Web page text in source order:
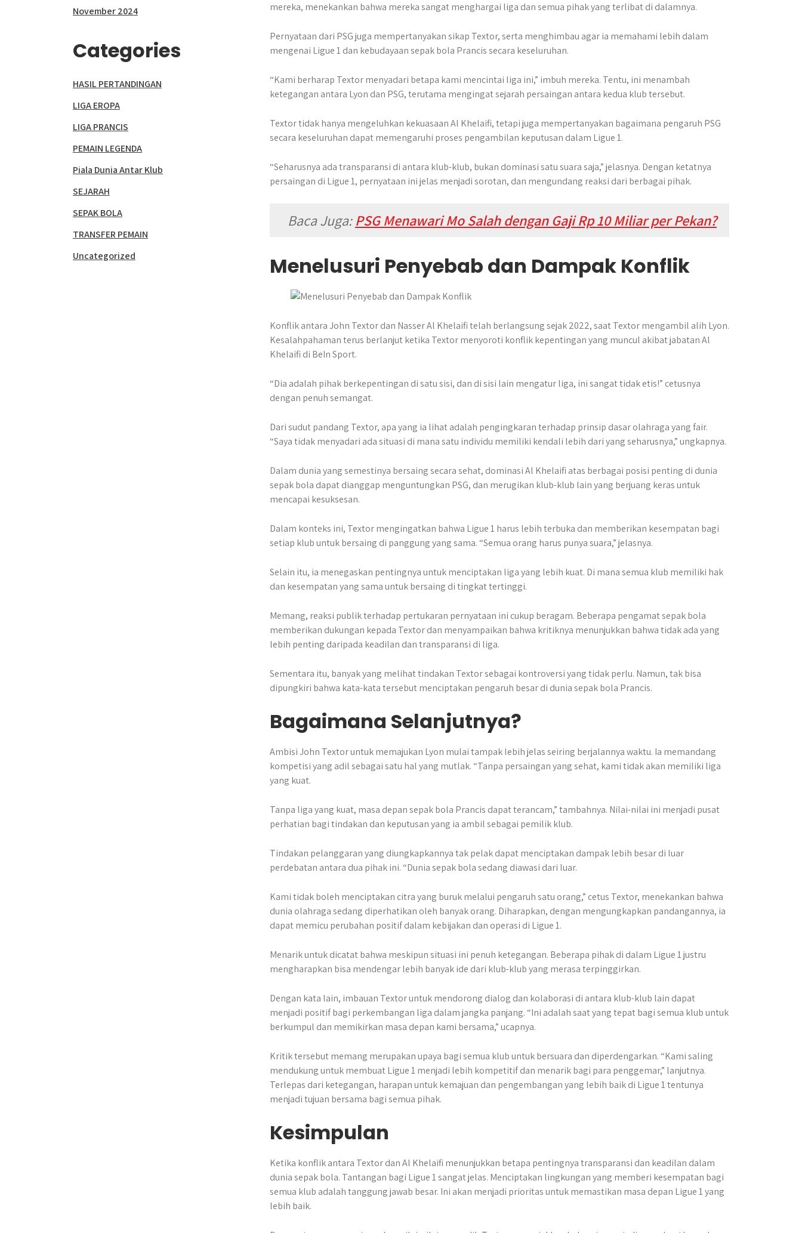
mereka, menekankan bahwa mereka sangat menghargai liga dan semua pihak yang terlibat di dalamnya.
Pernyataan dari PSG juga mempertanyakan sikap Textor, serta menghimbau agar ia memahami lebih dalam
mengenai Ligue 1 dan kebudayaan sepak bola Prancis secara keseluruhan.
“Kami berharap Textor menyadari betapa kami mencintai liga ini,” imbuh mereka. Tentu, ini menambah
ketegangan antara Lyon dan PSG, terutama mengingat sejarah persaingan antara kedua klub tersebut.
Textor tidak hanya mengeluhkan kekuasaan Al Khelaifi, tetapi juga mempertanyakan bagaimana pengaruh PSG
secara keseluruhan dapat memengaruhi proses pengambilan keputusan dalam Ligue 1.
“Seharusnya ada transparansi di antara klub-klub, bukan dominasi satu suara saja,” jelasnya. Dengan ketatnya
persaingan di Ligue 1, pernyataan ini jelas menjadi sorotan, dan mengundang reaksi dari berbagai pihak.
Baca Juga:PSG Menawari Mo Salah dengan Gaji Rp 10 Miliar per Pekan?
Menelusuri Penyebab dan Dampak Konflik
Konflik antara John Textor dan Nasser Al Khelaifi telah berlangsung sejak 2022, saat Textor mengambil alih Lyon.
Kesalahpahaman terus berlanjut ketika Textor menyoroti konflik kepentingan yang muncul akibat jabatan Al
Khelaifi di BeIn Sport.
“Dia adalah pihak berkepentingan di satu sisi, dan di sisi lain mengatur liga, ini sangat tidak etis!” cetusnya
dengan penuh semangat.
Dari sudut pandang Textor, apa yang ia lihat adalah pengingkaran terhadap prinsip dasar olahraga yang fair.
“Saya tidak menyadari ada situasi di mana satu individu memiliki kendali lebih dari yang seharusnya,” ungkapnya.
Dalam dunia yang semestinya bersaing secara sehat, dominasi Al Khelaifi atas berbagai posisi penting di dunia
sepak bola dapat dianggap menguntungkan PSG, dan merugikan klub-klub lain yang berjuang keras untuk
mencapai kesuksesan.
Dalam konteks ini, Textor mengingatkan bahwa Ligue 1 harus lebih terbuka dan memberikan kesempatan bagi
setiap klub untuk bersaing di panggung yang sama. “Semua orang harus punya suara,” jelasnya.
Selain itu, ia menegaskan pentingnya untuk menciptakan liga yang lebih kuat. Di mana semua klub memiliki hak
dan kesempatan yang sama untuk bersaing di tingkat tertinggi.
Memang, reaksi publik terhadap pertukaran pernyataan ini cukup beragam. Beberapa pengamat sepak bola
memberikan dukungan kepada Textor dan menyampaikan bahwa kritiknya menunjukkan bahwa tidak ada yang
lebih penting daripada keadilan dan transparansi di liga.
Sementara itu, banyak yang melihat tindakan Textor sebagai kontroversi yang tidak perlu. Namun, tak bisa
dipungkiri bahwa kata-kata tersebut menciptakan pengaruh besar di dunia sepak bola Prancis.
Bagaimana Selanjutnya?
Ambisi John Textor untuk memajukan Lyon mulai tampak lebih jelas seiring berjalannya waktu. Ia memandang
kompetisi yang adil sebagai satu hal yang mutlak. “Tanpa persaingan yang sehat, kami tidak akan memiliki liga
yang kuat.
Tanpa liga yang kuat, masa depan sepak bola Prancis dapat terancam,” tambahnya. Nilai-nilai ini menjadi pusat
perhatian bagi tindakan dan keputusan yang ia ambil sebagai pemilik klub.
Tindakan pelanggaran yang diungkapkannya tak pelak dapat menciptakan dampak lebih besar di luar
perdebatan antara dua pihak ini. “Dunia sepak bola sedang diawasi dari luar.
Kami tidak boleh menciptakan citra yang buruk melalui pengaruh satu orang,” cetus Textor, menekankan bahwa
dunia olahraga sedang diperhatikan oleh banyak orang. Diharapkan, dengan mengungkapkan pandangannya, ia
dapat memicu perubahan positif dalam kebijakan dan operasi di Ligue 1.
Menarik untuk dicatat bahwa meskipun situasi ini penuh ketegangan. Beberapa pihak di dalam Ligue 1 justru
mengharapkan bisa mendengar lebih banyak ide dari klub-klub yang merasa terpinggirkan.
Dengan kata lain, imbauan Textor untuk mendorong dialog dan kolaborasi di antara klub-klub lain dapat
menjadi positif bagi perkembangan liga dalam jangka panjang. “Ini adalah saat yang tepat bagi semua klub untuk
berkumpul dan memikirkan masa depan kami bersama,” ucapnya.
Kritik tersebut memang merupakan upaya bagi semua klub untuk bersuara dan diperdengarkan. “Kami saling
mendukung untuk membuat Ligue 1 menjadi lebih kompetitif dan menarik bagi para penggemar,” lanjutnya.
Terlepas dari ketegangan, harapan untuk kemajuan dan pengembangan yang lebih baik di Ligue 1 tentunya
menjadi tujuan bersama bagi semua pihak.
Kesimpulan
Ketika konflik antara Textor dan Al Khelaifi menunjukkan betapa pentingnya transparansi dan keadilan dalam
dunia sepak bola. Tantangan bagi Ligue 1 sangat jelas. Menciptakan lingkungan yang memberi kesempatan bagi
semua klub adalah tanggung jawab besar. Ini akan menjadi prioritas untuk memastikan masa depan Ligue 1 yang
lebih baik.
November 2024
Categories
HASIL PERTANDINGAN
LIGA EROPA
LIGA PRANCIS
PEMAIN LEGENDA
Piala Dunia Antar Klub
SEJARAH
SEPAK BOLA
TRANSFER PEMAIN
Uncategorized